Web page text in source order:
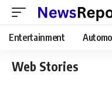
Entertainment
Web Stories